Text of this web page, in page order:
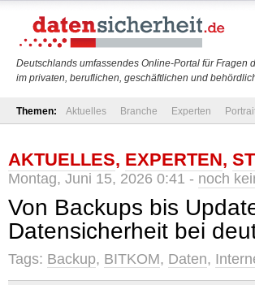
Deutschlands umfassendes Online-Portal für Fragen
im privaten, beruflichen, geschäftlichen und
Themen: Aktuelles Branche Experten
AKTUELLES, EXPERTEN,
Montag, Juni 15, 2026 0:41 - noch
Von Backups bis
Datensicherheit bei
Tags: Backup, BITKOM, Daten,